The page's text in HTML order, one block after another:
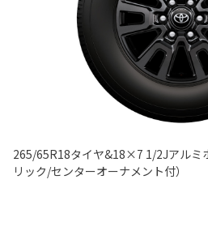
265/65R18タイヤ&18×7 1/2Jアルミ
リック/センターオーナメント付）